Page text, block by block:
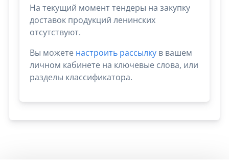
На текущий момент тендеры на закупку
доставок продукций ленинских
отсутствуют.
Вы можете настроить рассылку в вашем
личном кабинете на ключевые слова, или
разделы классификатора.